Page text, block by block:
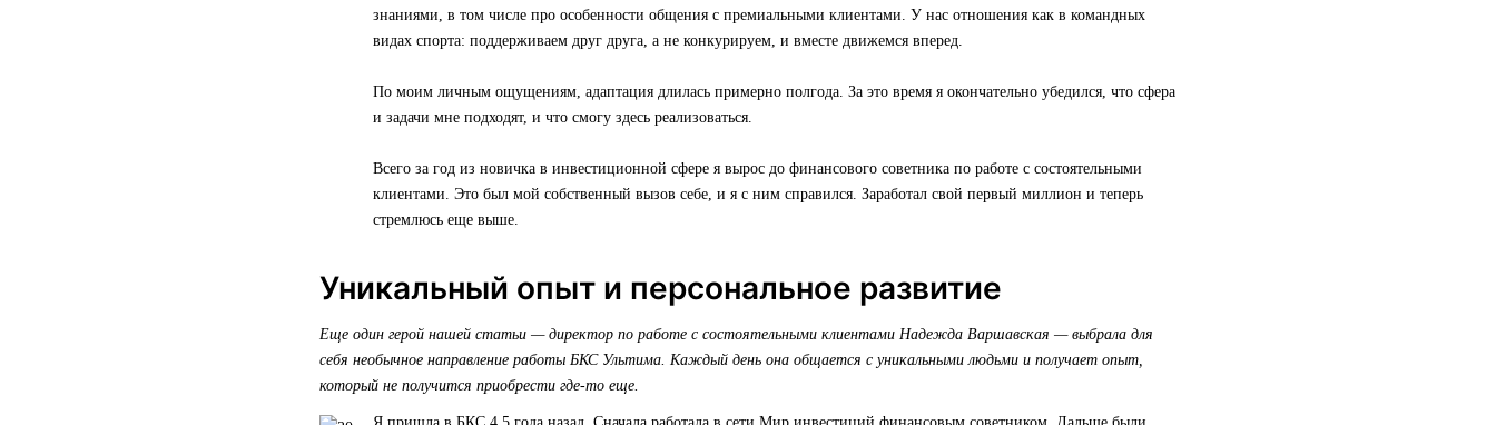
знаниями, в том числе про особенности общения с премиальными клиентами. У нас отношения как в командных
видах спорта: поддерживаем друг друга, а не конкурируем, и вместе движемся вперед.
По моим личным ощущениям, адаптация длилась примерно полгода. За это время я окончательно убедился, что сфера
и задачи мне подходят, и что смогу здесь реализоваться.
Всего за год из новичка в инвестиционной сфере я вырос до финансового советника по работе с состоятельными
клиентами. Это был мой собственный вызов себе, и я с ним справился. Заработал свой первый миллион и теперь
стремлюсь еще выше.
Уникальный опыт и персональное развитие
Еще один герой нашей статьи — директор по работе с состоятельными клиентами Надежда Варшавская — выбрала для
себя необычное направление работы БКС Ультима. Каждый день она общается с уникальными людьми и получает опыт,
который не получится приобрести где-то еще.